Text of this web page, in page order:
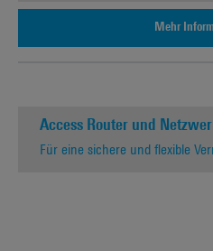
Mehr
Access Router und
Für eine sichere und flexible